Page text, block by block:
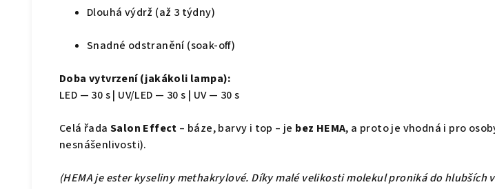
Dlouhá výdrž (až 3 týdny)
Snadné odstranění (soak-off)
Doba vytvrzení (jakákoli lampa):
LED — 30 s | UV/LED — 30 s | UV — 30 s
Celá řada Salon Effect – báze, barvy i top – je bez HEMA, a proto je vhodná i pro
nesnášenlivosti).
(HEMA je ester kyseliny methakrylové. Díky malé velikosti molekul proniká do